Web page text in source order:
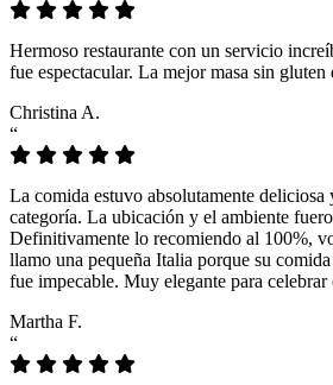
Hermoso restaurante con un servicio
fue espectacular. La mejor masa sin gluten
Christina A.
“
La comida estuvo absolutamente deliciosa
categoría. La ubicación y el ambiente
Definitivamente lo recomiendo al 100%,
llamo una pequeña Italia porque su
fue impecable. Muy elegante para
Martha F.
“